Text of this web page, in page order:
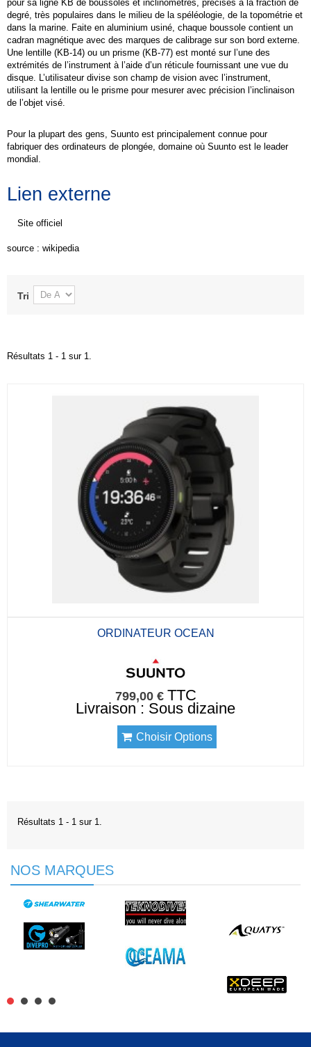
pour sa ligne KB de boussoles et inclinomètres, précises à la fraction de
degré, très populaires dans le milieu de la spéléologie, de la topométrie et
dans la marine. Faite en aluminium usiné, chaque boussole contient un
cadran magnétique avec des marques de calibrage sur son bord externe.
Une lentille (KB-14) ou un prisme (KB-77) est monté sur l’une des
extrémités de l’instrument à l’aide d’un réticule fournissant une vue du
disque. L’utilisateur divise son champ de vision avec l’instrument,
utilisant la lentille ou le prisme pour mesurer avec précision l’inclinaison
de l’objet visé.
Pour la plupart des gens, Suunto est principalement connue pour
fabriquer des ordinateurs de plongée, domaine où Suunto est le leader
mondial.
Lien externe
Site officiel
source : wikipedia
Tri
Résultats 1 - 1 sur 1.
ORDINATEUR OCEAN
799,00 € TTC
Livraison : Sous dizaine
Choisir Options
Résultats 1 - 1 sur 1.
NOS MARQUES